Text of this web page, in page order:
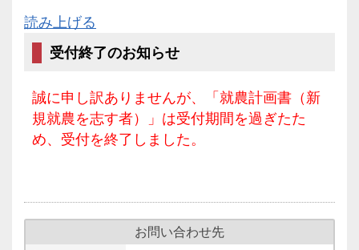
読み上げる
受付終了のお知らせ
誠に申し訳ありませんが、「就農計画書（新
規就農を志す者）」は受付期間を過ぎたた
め、受付を終了しました。
お問い合わせ先